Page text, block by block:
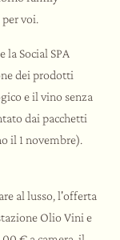
voi.
Social SPA
dei prodotti
e il vino senza
dai pacchetti
il 1 novembre).
al lusso, l'offerta
Olio Vini e